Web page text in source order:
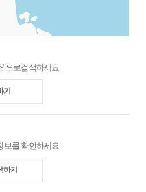
으로검색하세요
기
보를 확인하세요
하기